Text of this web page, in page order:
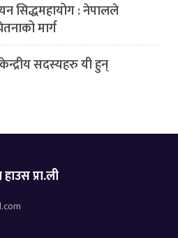
सिद्धमहायोग : नेपालले
मार्ग
केन्द्रीय सदस्यहरु यी हुन्
हाउस प्रा.ली